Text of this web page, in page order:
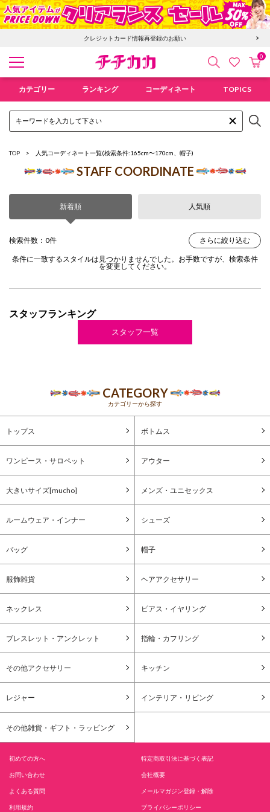
クレジットカード情報再登録のお願い
検索 お気にカ
0
カテゴリー ランキング コーディネート TOPICS
TOP 人気コーディネート一覧(検索条件:165cm〜170cm、帽子)
STAFF COORDINATE
新着順 人気順
検索件数：0件 さらに絞り込む
条件に一致するスタイルは見つかりませんでした。お手数ですが、検索条件
を変更してください。
スタッフランキング
スタッフ一覧
CATEGORY
カテゴリーから探す
トップス ボトムス
ワンピース・サロペット アウター
大きいサイズ[mucho] メンズ・ユニセックス
ルームウェア・インナー シューズ
バッグ 帽子
服飾雑貨 ヘアアクセサリー
ネックレス ピアス・イヤリング
ブレスレット・アンクレット 指輪・カフリング
その他アクセサリー キッチン
レジャー インテリア・リビング
その他雑貨・ギフト・ラッピング
初めての方へ 特定商取引法に基づく表記
お問い合わせ 会社概要
よくある質問 メールマガジン登録・解除
利用規約 プライバシーポリシー